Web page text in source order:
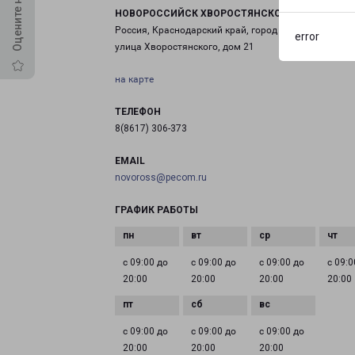
error
НОВОРОССИЙСК ХВОРОСТЯНСКОГО 21
Россия, Краснодарский край, город Новороссийск,
улица Хворостянского, дом 21
на карте
ТЕЛЕФОН
8(8617) 306-373
EMAIL
novoross@pecom.ru
ГРАФИК РАБОТЫ
с 09:00 до
20:00
с 09:00 до
20:00
с 09:00 до
20:00
с
20:00
с 09:00 до
20:00
с 09:00 до
20:00
с 09:00 до
20:00